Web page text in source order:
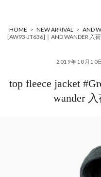
HOME > NEW ARRIVAL > AND
[AW93-JT636]｜AND WANDER 入荷
2019年10月10
top fleece jacket
wander